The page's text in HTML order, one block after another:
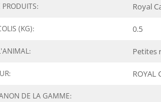
Royal
(KG): 0.5
Petites
ROYAL
DE LA GAMME: